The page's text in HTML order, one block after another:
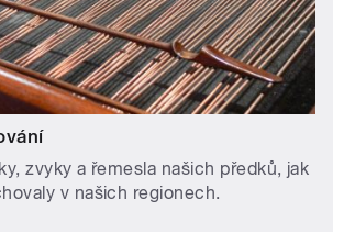
zvyky a řemesla našich předků, jak
v našich regionech.